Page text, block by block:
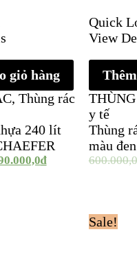
giỏ hàng
, Thùng rác
240 lít
₫
Quick
View
y tế
Thùng
màu đen
600.000,0
Sale!